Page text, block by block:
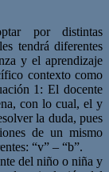
por distintas
tendrá diferentes
y el aprendizaje
contexto como
1: El docente
con lo cual, el y
la duda, pues
de un mismo
“v” – “b”.
del niño o niña y